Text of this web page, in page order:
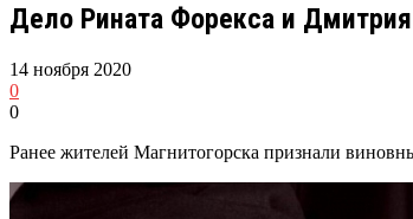
Дело Рината Форекса и
14 ноября 2020
0
0
Ранее жителей Магнитогорска признали